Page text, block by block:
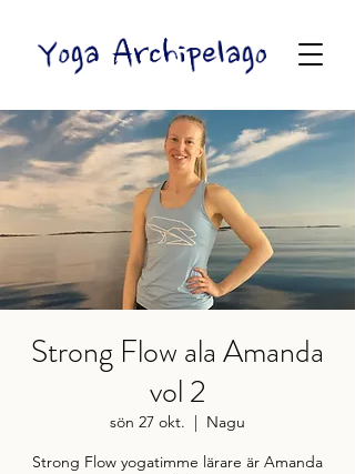
Strong Flow ala Amanda
vol 2
sön 27 okt.
  |
Nagu
Strong Flow yogatimme lärare är Amanda